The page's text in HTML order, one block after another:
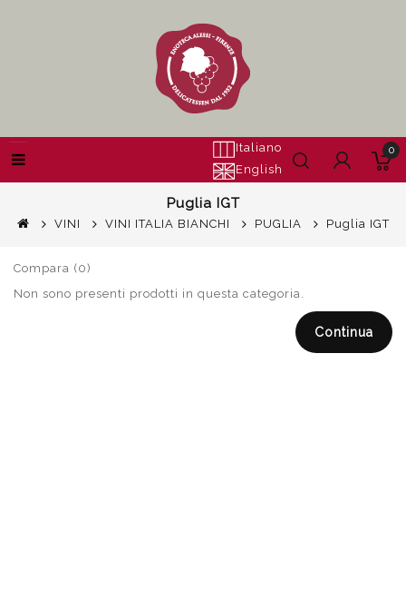
Italiano
English
0
Puglia IGT
VINI VINI ITALIA BIANCHI PUGLIA Puglia IGT
Compara (0)
Non sono presenti prodotti in questa categoria.
Continua